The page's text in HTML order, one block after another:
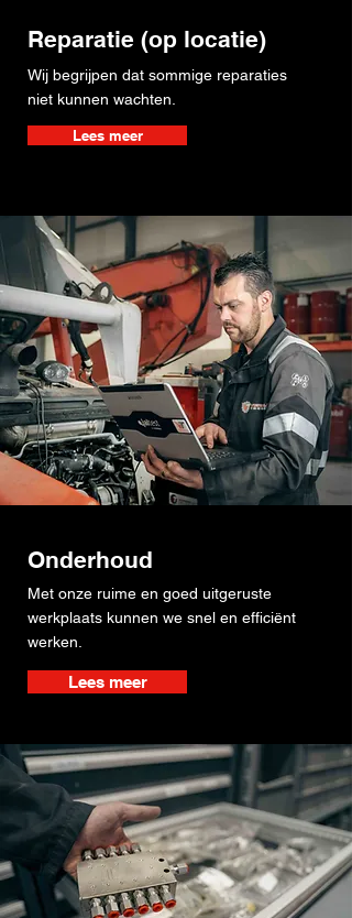
Reparatie (op locatie)
Wij begrijpen dat sommige reparaties
niet kunnen wachten.
Lees meer
Onderhoud
Met onze ruime en goed uitgeruste
werkplaats kunnen we snel en efficiënt
werken.
Lees meer